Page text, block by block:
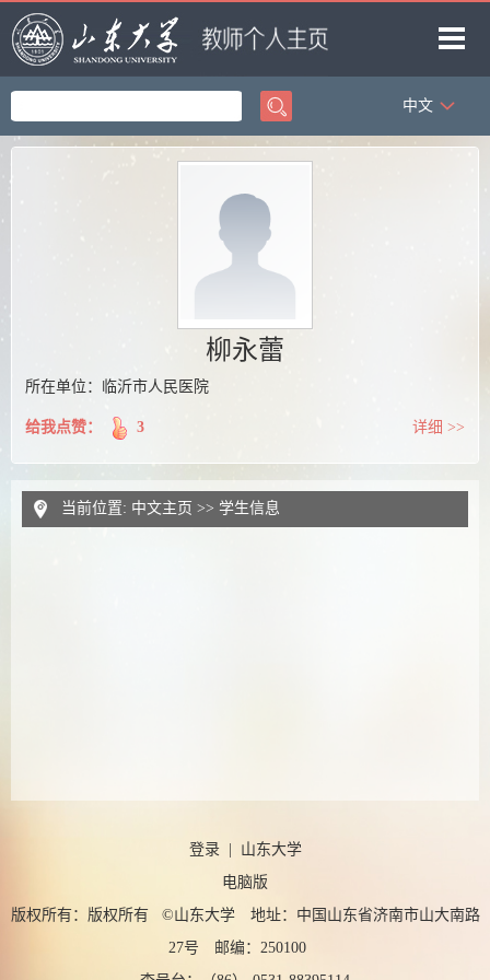
首页
教师博客
中文
柳永蕾
所在单位：临沂市人民医院
给我点赞： 3 详细 >>
当前位置: 中文主页 >> 学生信息
登录| 山东大学
电脑版
版权所有：版权所有 ©山东大学 地址：中国山东省济南市山大南路
27号 邮编：250100